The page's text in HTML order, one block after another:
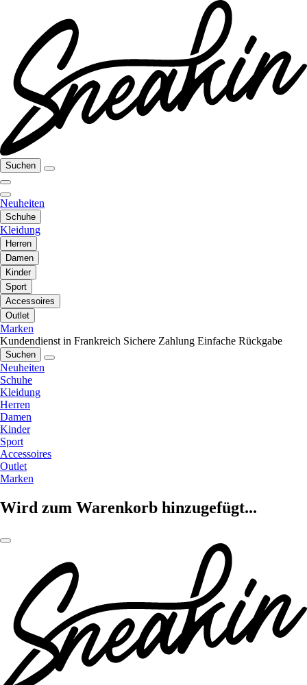
Suchen
Neuheiten
Schuhe
Kleidung
Herren
Damen
Kinder
Sport
Accessoires
Outlet
Marken
Kundendienst in Frankreich Sichere Zahlung Einfache Rückgabe
Suchen
Neuheiten
Schuhe
Kleidung
Herren
Damen
Kinder
Sport
Accessoires
Outlet
Marken
Wird zum Warenkorb hinzugefügt...